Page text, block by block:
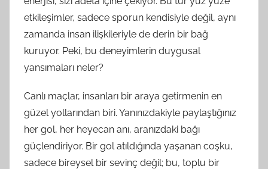
etkileşimler, sadece sporun kendisiyle değil, aynı
zamanda insan ilişkileriyle de derin bir bağ
kuruyor. Peki, bu deneyimlerin duygusal
yansımaları neler?
Canlı maçlar, insanları bir araya getirmenin en
güzel yollarından biri. Yanınızdakiyle paylaştığınız
her gol, her heyecan anı, aranızdaki bağı
güçlendiriyor. Bir gol atıldığında yaşanan coşku,
sadece bireysel bir sevinç değil; bu, toplu bir